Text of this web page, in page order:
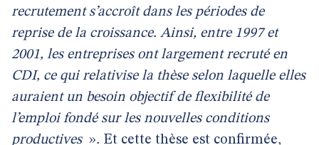
recrutement s’accroît dans les périodes de
reprise de la croissance. Ainsi, entre 1997 et
2001, les entreprises ont largement recruté en
CDI, ce qui relativise la thèse selon laquelle elles
auraient un besoin objectif de flexibilité de
l’emploi fondé sur les nouvelles conditions
productives ». Et cette thèse est confirmée,